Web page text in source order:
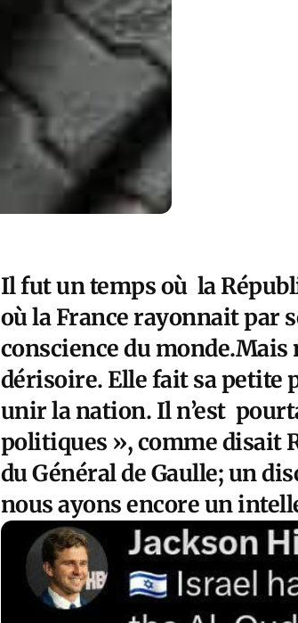
Il fut un temps où la
où la France rayonnait par
conscience du
dérisoire. Elle fait sa petite
unir la nation. Il n’est
politiques », comme disait
du Général de Gaulle; un
nous ayons encore un